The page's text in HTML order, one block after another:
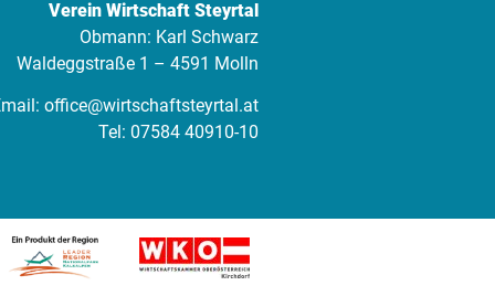
Verein Wirtschaft Steyrtal
Obmann: Karl Schwarz
Waldeggstraße 1 – 4591 Molln
office@wirtschaftsteyrtal.at
Tel: 07584 40910-10